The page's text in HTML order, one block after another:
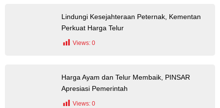
Lindungi Kesejahteraan Peternak, Kementan
Perkuat Harga Telur
Views: 0
Harga Ayam dan Telur Membaik, PINSAR
Apresiasi Pemerintah
Views: 0